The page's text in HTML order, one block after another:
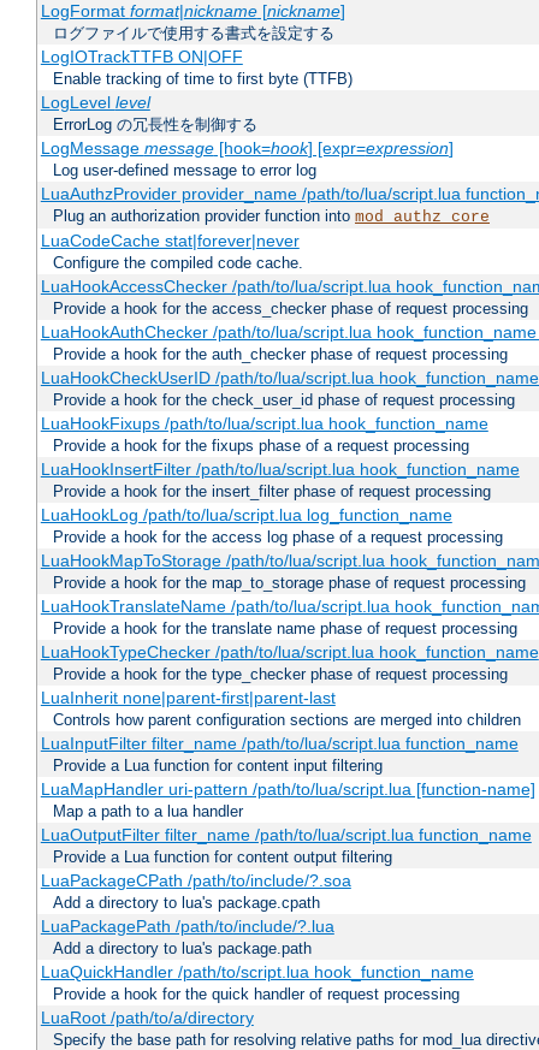
LogFormat format|nickname[nickname]
ログファイルで使用する書式を設定する
LogIOTrackTTFB ON|OFF
Enable tracking of time to first byte (TTFB)
LogLevel level
ErrorLog の冗長性を制御する
LogMessage message[hook=hook] [expr=expression]
Log user-defined message to error log
LuaAuthzProvider provider_name /path/to/lua/script.lua
Plug an authorization provider function into mod_authz_core
LuaCodeCache stat|forever|never
Configure the compiled code cache.
LuaHookAccessChecker /path/to/lua/script.lua
Provide a hook for the access_checker phase of request processing
LuaHookAuthChecker /path/to/lua/script.lua
Provide a hook for the auth_checker phase of request processing
LuaHookCheckUserID /path/to/lua/script.lua
Provide a hook for the check_user_id phase of request processing
LuaHookFixups /path/to/lua/script.lua hook_function_name
Provide a hook for the fixups phase of a request processing
LuaHookInsertFilter /path/to/lua/script.lua hook_function_name
Provide a hook for the insert_filter phase of request processing
LuaHookLog /path/to/lua/script.lua log_function_name
Provide a hook for the access log phase of a request processing
LuaHookMapToStorage /path/to/lua/script.lua
Provide a hook for the map_to_storage phase of request processing
LuaHookTranslateName /path/to/lua/script.lua
Provide a hook for the translate name phase of request processing
LuaHookTypeChecker /path/to/lua/script.lua hook_function_name
Provide a hook for the type_checker phase of request processing
LuaInherit none|parent-first|parent-last
Controls how parent configuration sections are merged into children
LuaInputFilter filter_name /path/to/lua/script.lua function_name
Provide a Lua function for content input filtering
LuaMapHandler uri-pattern /path/to/lua/script.lua [function-name]
Map a path to a lua handler
LuaOutputFilter filter_name /path/to/lua/script.lua function_name
Provide a Lua function for content output filtering
LuaPackageCPath /path/to/include/?.soa
Add a directory to lua's package.cpath
LuaPackagePath /path/to/include/?.lua
Add a directory to lua's package.path
LuaQuickHandler /path/to/script.lua hook_function_name
Provide a hook for the quick handler of request processing
LuaRoot /path/to/a/directory
Specify the base path for resolving relative paths for mod_lua